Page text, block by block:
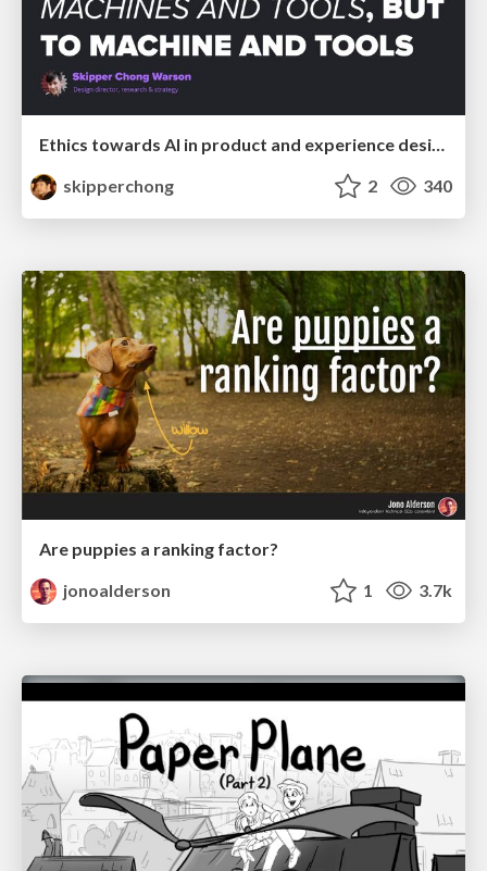
skipperchong
2 340
Are puppies a ranking factor?
jonoalderson
1 3.7k